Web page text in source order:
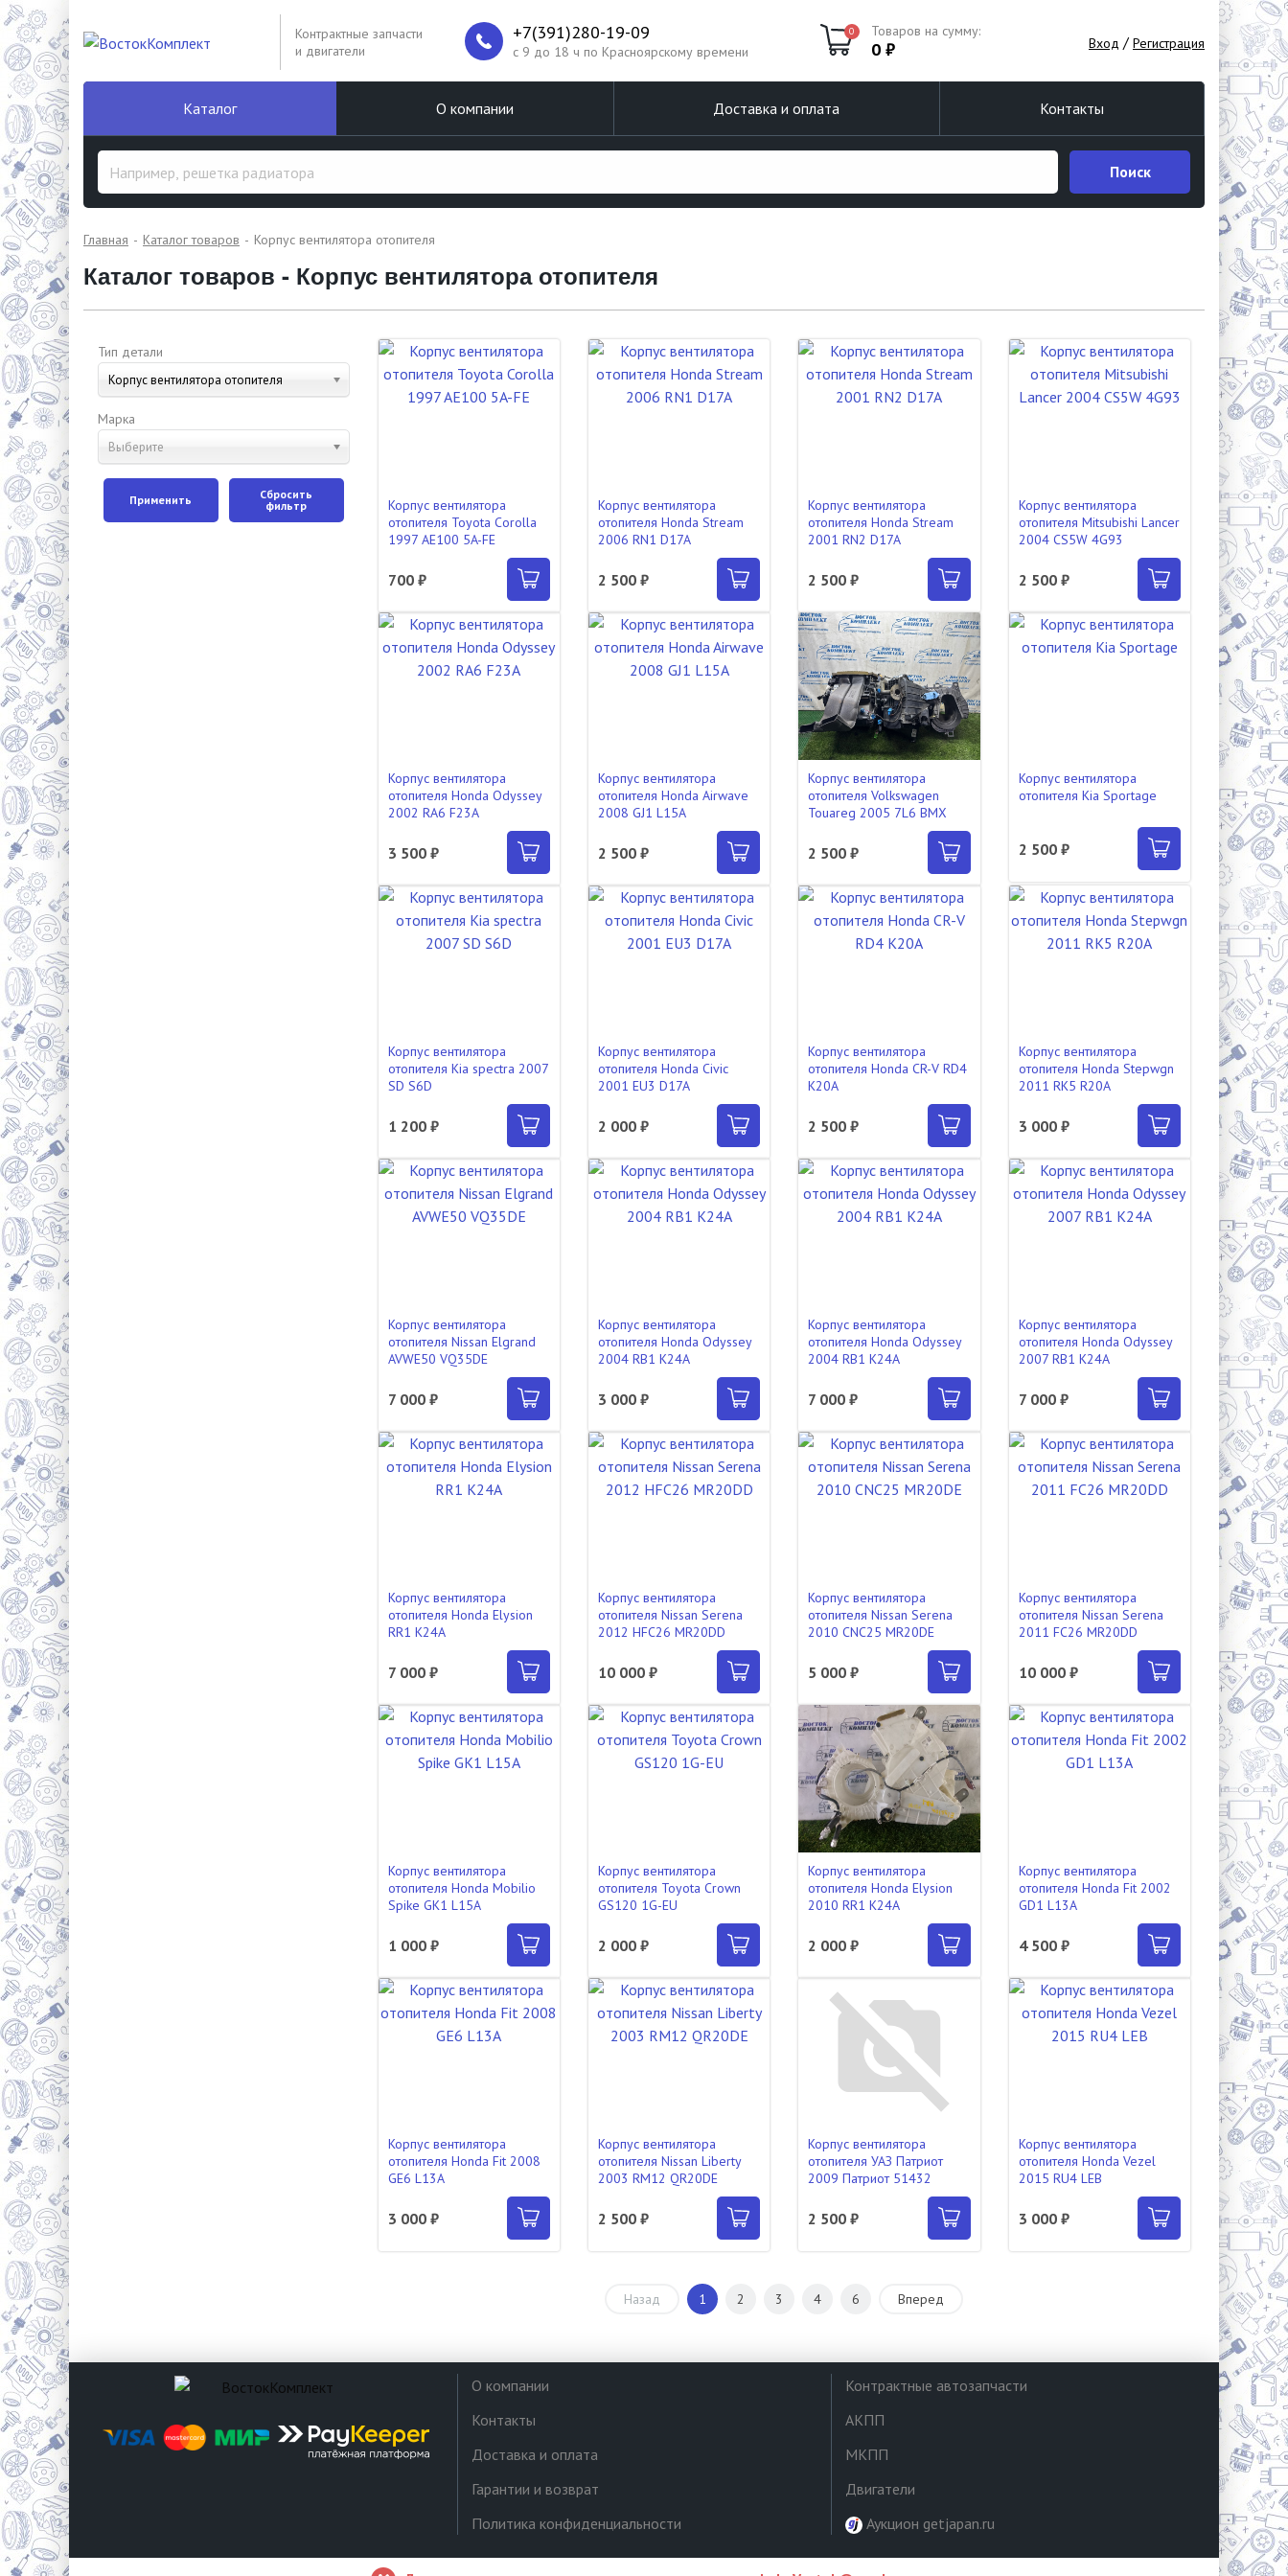
Контрактные запчасти
и двигатели
+7(391)280-19-09
c 9 до 18 ч по Красноярскому времени
0 Товаров на сумму:
0 ₽ Вход / Регистрация
Каталог О компании Доставка и оплата Контакты
Поиск
Главная Каталог товаров Корпус вентилятора отопителя
Каталог товаров - Корпус вентилятора отопителя
Тип детали
Корпус вентилятора отопителя
Марка
Выберите
Применить
Сбросить
фильтр
Корпус вентилятора
отопителя Toyota Corolla
1997 AE100 5A-FE
700 ₽
Корпус вентилятора
отопителя Honda Stream
2006 RN1 D17A
2 500 ₽
Корпус вентилятора
отопителя Honda Stream
2001 RN2 D17A
2 500 ₽
Корпус вентилятора
отопителя Mitsubishi Lancer
2004 CS5W 4G93
2 500 ₽
Корпус вентилятора
отопителя Honda Odyssey
2002 RA6 F23A
3 500 ₽
Корпус вентилятора
отопителя Honda Airwave
2008 GJ1 L15A
2 500 ₽
Корпус вентилятора
отопителя Volkswagen
Touareg 2005 7L6 BMX
2 500 ₽
Корпус вентилятора
отопителя Kia Sportage
2 500 ₽
Корпус вентилятора
отопителя Kia spectra 2007
SD S6D
1 200 ₽
Корпус вентилятора
отопителя Honda Civic
2001 EU3 D17A
2 000 ₽
Корпус вентилятора
отопителя Honda CR-V RD4
K20A
2 500 ₽
Корпус вентилятора
отопителя Honda Stepwgn
2011 RK5 R20A
3 000 ₽
Корпус вентилятора
отопителя Nissan Elgrand
AVWE50 VQ35DE
7 000 ₽
Корпус вентилятора
отопителя Honda Odyssey
2004 RB1 K24A
3 000 ₽
Корпус вентилятора
отопителя Honda Odyssey
2004 RB1 K24A
7 000 ₽
Корпус вентилятора
отопителя Honda Odyssey
2007 RB1 K24A
7 000 ₽
Корпус вентилятора
отопителя Honda Elysion
RR1 K24A
7 000 ₽
Корпус вентилятора
отопителя Nissan Serena
2012 HFC26 MR20DD
10 000 ₽
Корпус вентилятора
отопителя Nissan Serena
2010 CNC25 MR20DE
5 000 ₽
Корпус вентилятора
отопителя Nissan Serena
2011 FC26 MR20DD
10 000 ₽
Корпус вентилятора
отопителя Honda Mobilio
Spike GK1 L15A
1 000 ₽
Корпус вентилятора
отопителя Toyota Crown
GS120 1G-EU
2 000 ₽
Корпус вентилятора
отопителя Honda Elysion
2010 RR1 K24A
2 000 ₽
Корпус вентилятора
отопителя Honda Fit 2002
GD1 L13A
4 500 ₽
Корпус вентилятора
отопителя Honda Fit 2008
GE6 L13A
3 000 ₽
Корпус вентилятора
отопителя Nissan Liberty
2003 RM12 QR20DE
2 500 ₽
Корпус вентилятора
отопителя УАЗ Патриот
2009 Патриот 51432
2 500 ₽
Корпус вентилятора
отопителя Honda Vezel
2015 RU4 LEB
3 000 ₽
Назад 1 2 3 4 6 Вперед
О компании
Контакты
Доставка и оплата
Гарантии и возврат
Политика конфиденциальности
Контрактные автозапчасти
АКПП
МКПП
Двигатели
Аукцион getjapan.ru